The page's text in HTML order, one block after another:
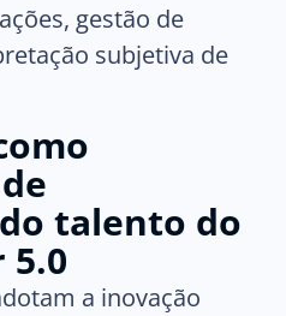
gestão de
subjetiva de
talento do
5.0
a inovação